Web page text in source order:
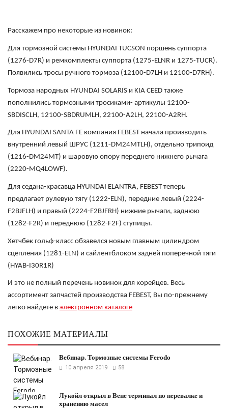
Расскажем про некоторые из новинок:
Для тормозной системы HYUNDAI TUCSON поршень суппорта
(1276-D7R) и ремкомплекты суппорта (1275-ELNR и 1275-TUCR).
Появились тросы ручного тормоза (12100-D7LH и 12100-D7RH).
Тормоза народных HYUNDAI SOLARIS и KIA CEED также
пополнились тормозными тросиками- артикулы 12100-
SBDISCLH, 12100-SBDRUMLH, 22100-A2LH, 22100-A2RH.
Для HYUNDAI SANTA FE компания FEBEST начала производить
внутренний левый ШРУС (1211-DM24MTLH), отдельно трипоид
(1216-DM24MT) и шаровую опору переднего нижнего рычага
(2220-MQ4LOWF).
Для седана-красавца HYUNDAI ELANTRA, FEBEST теперь
предлагает рулевую тягу (1222-ELN), передние левый (2224-
F2BJFLH) и правый (2224-F2BJFRH) нижние рычаги, заднюю
(1282-F2R) и переднюю (1282-F2F) ступицы.
Хетчбек гольф-класс обзавелся новым главным цилиндром
сцепления (1281-ELN) и сайлентблоком задней поперечной тяги
(HYAB-I30R1R)
И это не полный перечень новинок для корейцев. Весь
ассортимент запчастей производства FEBEST, Вы по-прежнему
легко найдете в электронном каталоге
ПОХОЖИЕ МАТЕРИАЛЫ
Вебинар. Тормозные системы Ferodo
10 апреля 2019 58
Лукойл открыл в Вене терминал по перевалке и
хранению масел